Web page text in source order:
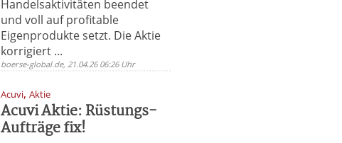
Handelsaktivitäten beendet
und voll auf profitable
Eigenprodukte setzt. Die Aktie
korrigiert ...
boerse-global.de, 21.04.26 06:26 Uhr
Acuvi,Aktie
Acuvi Aktie: Rüstungs-
Aufträge fix!